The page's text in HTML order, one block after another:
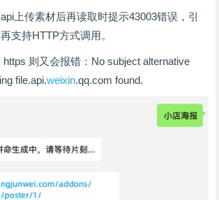
api上传素材后再读取时提示43003错误，引
支持HTTP方式调用。
则又会报错：No subject alternative
file.api.weixin.qq.com found.